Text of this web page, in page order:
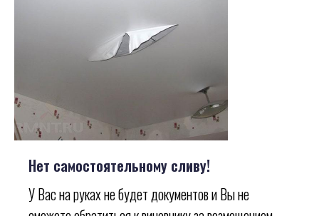
Нет самостоятельному сливу!
У Вас на руках не будет документов и Вы не